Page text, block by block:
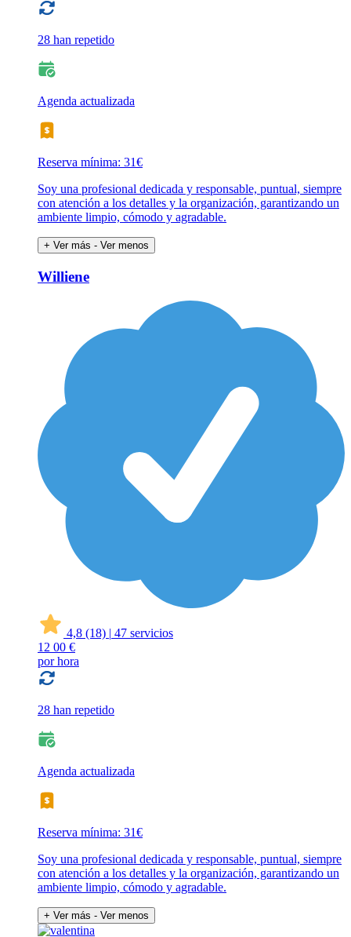
28 han repetido
Agenda actualizada
Reserva mínima: 31€
Soy una profesional dedicada y responsable, puntual, siempre
con atención a los detalles y la organización, garantizando un
ambiente limpio, cómodo y agradable.
+ Ver más - Ver menos
Williene
4,8 (18) | 47 servicios
12 00 €
por hora
28 han repetido
Agenda actualizada
Reserva mínima: 31€
Soy una profesional dedicada y responsable, puntual, siempre
con atención a los detalles y la organización, garantizando un
ambiente limpio, cómodo y agradable.
+ Ver más - Ver menos